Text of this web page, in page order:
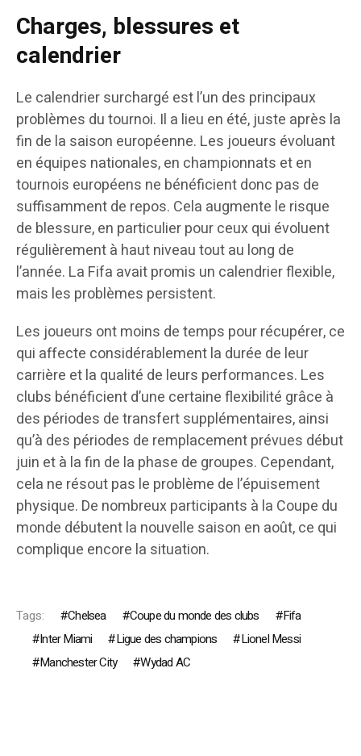
Charges, blessures et
calendrier
Le calendrier surchargé est l’un des principaux
problèmes du tournoi. Il a lieu en été, juste après la
fin de la saison européenne. Les joueurs évoluant
en équipes nationales, en championnats et en
tournois européens ne bénéficient donc pas de
suffisamment de repos. Cela augmente le risque
de blessure, en particulier pour ceux qui évoluent
régulièrement à haut niveau tout au long de
l’année. La Fifa avait promis un calendrier flexible,
mais les problèmes persistent.
Les joueurs ont moins de temps pour récupérer, ce
qui affecte considérablement la durée de leur
carrière et la qualité de leurs performances. Les
clubs bénéficient d’une certaine flexibilité grâce à
des périodes de transfert supplémentaires, ainsi
qu’à des périodes de remplacement prévues début
juin et à la fin de la phase de groupes. Cependant,
cela ne résout pas le problème de l’épuisement
physique. De nombreux participants à la Coupe du
monde débutent la nouvelle saison en août, ce qui
complique encore la situation.
Tags: Chelsea Coupe du monde des clubs
Fifa
Inter Miami
Ligue des champions
Lionel Messi
Manchester City
Wydad AC